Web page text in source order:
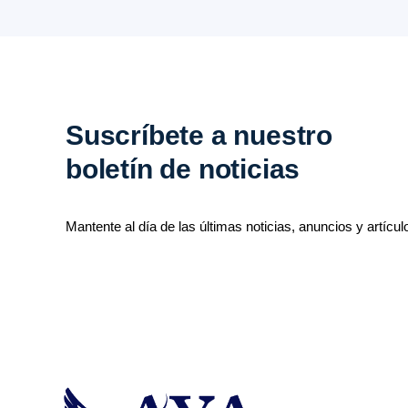
Suscríbete a nuestro
boletín de noticias
Mantente al día de las últimas noticias, anuncios y